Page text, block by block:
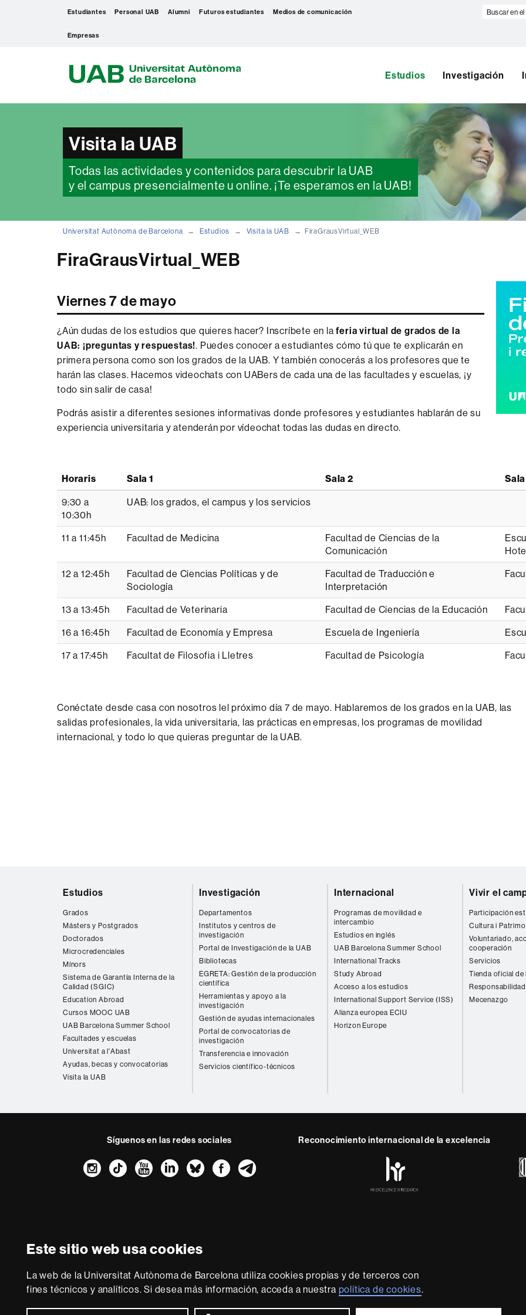
Este sitio web usa cookies
La web de la Universitat Autònoma de Barcelona utiliza cookies propias y de terceros con
fines técnicos y analíticos. Si desea más información, acceda a nuestra política de cookies.
Estudiantes Personal UAB Alumni Futuros estudiantes Medios de comunicación
Empresas
Buscar
A
Estudios Investigación
Visita la UAB
Todas las actividades y contenidos para descubrir la UAB
y el campus presencialmente u online. ¡Te esperamos en la UAB!
Universitat Autònoma de Barcelona Estudios Visita la UAB FiraGrausVirtual_WEB
FiraGrausVirtual_WEB
Viernes 7 de mayo
¿Aún dudas de los estudios que quieres hacer? Inscríbete en laferia virtual de grados de la
UAB: ¡preguntas y respuestas!. Puedes conocer a estudiantes cómo tú que te explicarán en
primera persona como son los grados de la UAB. Y también conocerás a los profesores que te
harán las clases. Hacemos videochats con UABers de cada una de las facultades y escuelas, ¡y
todo sin salir de casa!
Podrás asistir a diferentes sesiones informativas donde profesores y estudiantes hablarán de su
experiencia universitaria y atenderán por vídeochat todas las dudas en directo.
Horaris Sala 1 Sala 2
9:30 a
10:30h
UAB: los grados, el campus y los servicios
11 a 11:45h Facultad de Medicina
Facultad de Ciencias de la
Comunicación
12 a 12:45h
Facultad de Ciencias Políticas y de
Sociología
Facultad de Traducción e
Interpretación
13 a 13:45h Facultad de Veterinaria Facultad de Ciencias de la Educación
16 a 16:45h
Facultad de Economía y Empresa Escuela de Ingeniería
17 a 17:45h
Facultat de Filosofia i Lletres Facultad de Psicología
Conéctate desde casa con nosotros lel próximo día 7 de mayo. Hablaremos de los grados en la UAB, las
salidas profesionales, la vida universitaria, las prácticas en empresas, los programas de movilidad
internacional, y todo lo que quieras preguntar de la UAB.
Estudios
Grados
Másters y Postgrados
Doctorados
Microcredenciales
Mínors
Sistema de Garantía Interna de la
Calidad (SGIC)
Education Abroad
Cursos MOOC UAB
UAB Barcelona Summer School
Facultades y escuelas
Universitat a l'Abast
Ayudas, becas y convocatorias
Visita la UAB
Investigación
Departamentos
Institutos y centros de
investigación
Portal de Investigación de la UAB
Bibliotecas
EGRETA: Gestión de la producción
científica
Herramientas y apoyo a la
investigación
Gestión de ayudas internacionales
Portal de convocatorias de
investigación
Transferencia e innovación
Servicios científico-técnicos
Internacional
Programas de movilidad e
intercambio
Estudios en inglés
UAB Barcelona Summer School
International Tracks
Study Abroad
Acceso a los estudios
International Support Service (ISS)
Alianza europea ECIU
Horizon Europe
Vivir el
Participación
Cultura i
Voluntariado,
cooperación
Servicios
Tienda oficial de
Mecenazgo
Síguenos en las redes sociales
Instagram
TikTokYouTube
LinkedIn
BlueskyFacebook
Telegram
Reconocimiento internacional de la excelencia
Somos una universidad líder que imparte una docencia de calidad y
de la Europa del conocimiento. La UAB es reconocida internacionalmente por
innovador de su investigación.
2026 Universitat Autònoma de Barcelona